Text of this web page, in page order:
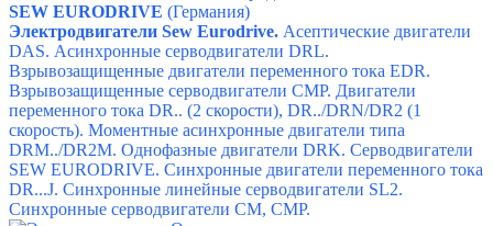
SEW EURODRIVE (Германия)
Электродвигатели Sew Eurodrive. Асептические двигатели
DAS. Асинхронные серводвигатели DRL.
Взрывозащищенные двигатели переменного тока EDR.
Взрывозащищенные серводвигатели CMP. Двигатели
переменного тока DR.. (2 скорости), DR../DRN/DR2 (1
скорость). Моментные асинхронные двигатели типа
DRM../DR2M. Однофазные двигатели DRK. Серводвигатели
SEW EURODRIVE. Синхронные двигатели переменного тока
DR...J. Синхронные линейные серводвигатели SL2.
Синхронные серводвигатели CM, CMP.